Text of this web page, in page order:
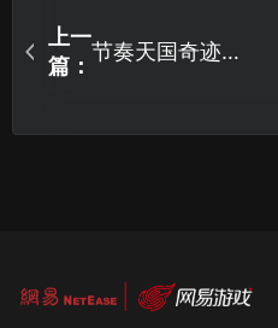
上一
篇：
节奏天国奇迹之